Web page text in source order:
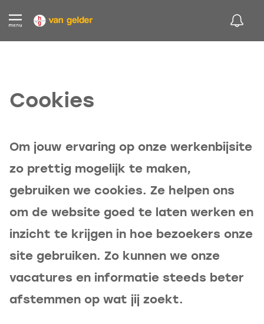
Cookies
Om jouw ervaring op onze werkenbijsite
zo prettig mogelijk te maken,
gebruiken we cookies. Ze helpen ons
om de website goed te laten werken en
inzicht te krijgen in hoe bezoekers onze
site gebruiken. Zo kunnen we onze
vacatures en informatie steeds beter
afstemmen op wat jij zoekt.